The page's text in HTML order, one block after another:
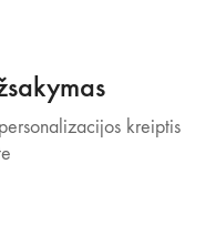
kreiptis